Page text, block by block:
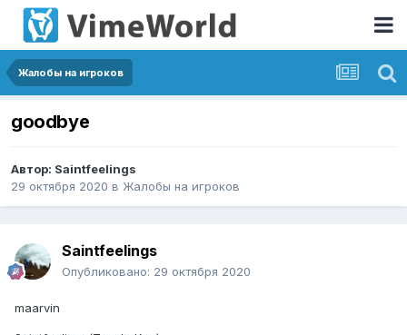
Жалобы на игроков
goodbye
Автор: Saintfeelings
29 октября 2020 в Жалобы на игроков
Saintfeelings
Опубликовано: 29 октября 2020
maarvin